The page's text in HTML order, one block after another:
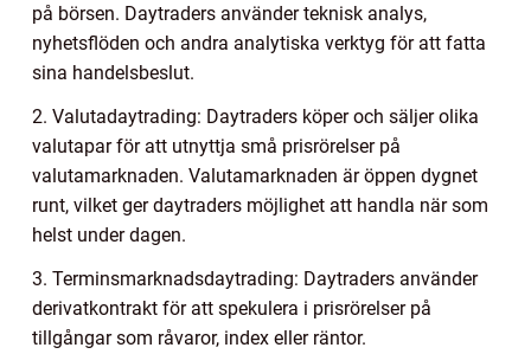
på börsen. Daytraders använder teknisk analys,
nyhetsflöden och andra analytiska verktyg för att fatta
sina handelsbeslut.
2. Valutadaytrading: Daytraders köper och säljer olika
valutapar för att utnyttja små prisrörelser på
valutamarknaden. Valutamarknaden är öppen dygnet
runt, vilket ger daytraders möjlighet att handla när som
helst under dagen.
3. Terminsmarknadsdaytrading: Daytraders använder
derivatkontrakt för att spekulera i prisrörelser på
tillgångar som råvaror, index eller räntor.